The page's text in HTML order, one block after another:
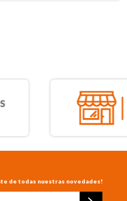
de todas nuestras novedades!